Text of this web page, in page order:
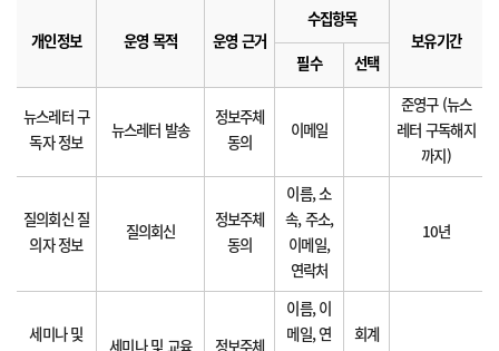
개인정보 운영 목적 운영 근거
수집항목
보유기간
필수
선택
뉴스레터 구
독자 정보
뉴스레터 발송
정보주체
동의
이메일
준영구 (뉴스
레터 구독해지
까지)
질의회신 질
의자 정보
질의회신
정보주체
동의
이름, 소
속, 주소,
이메일,
연락처
10년
세미나 및
세미나 및 교육
정보주체
이름, 이
메일, 연
회계